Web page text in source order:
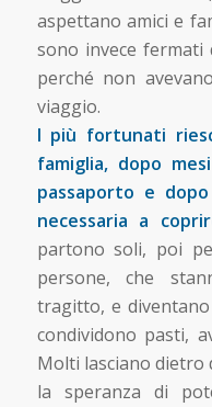
aspettano amici e
sono invece
perché non
viaggio.
I più fortunati
famiglia, dopo
passaporto e
necessaria a
partono soli, poi
persone, che
tragitto, e
condividono pasti,
Molti lasciano dietro
la speranza di